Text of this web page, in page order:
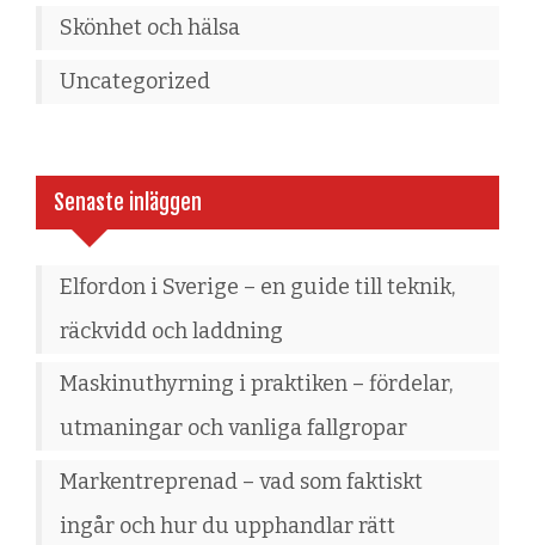
Skönhet och hälsa
Uncategorized
Senaste inläggen
Elfordon i Sverige – en guide till teknik,
räckvidd och laddning
Maskinuthyrning i praktiken – fördelar,
utmaningar och vanliga fallgropar
Markentreprenad – vad som faktiskt
ingår och hur du upphandlar rätt